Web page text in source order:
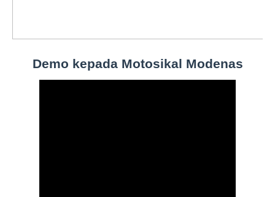
Demo kepada Motosikal Modenas